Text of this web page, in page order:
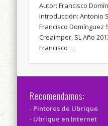
Autor: Francisco
Introducción: Antonio
Francisco Domínguez
Creaimper, SL Año
Francisco …
Recomendamos:
- Pintores de Ubrique
- Ubrique en Internet